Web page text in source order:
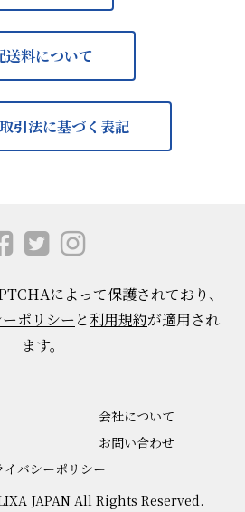
送料について
引法に基づく表記
によって保護されており、
ポリシーと利用規約が適用され
ます。
会社について
お問い合わせ
イバシーポリシー
JAPAN All Rights Reserved.